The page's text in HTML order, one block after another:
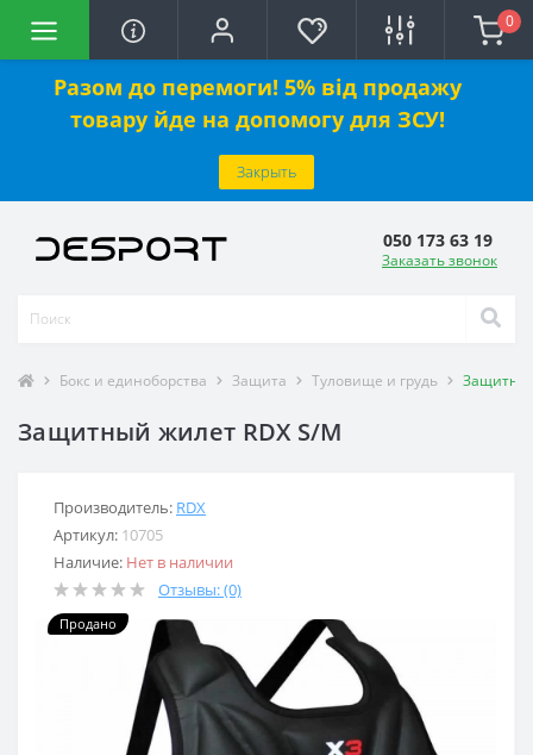
Разом до перемоги! 5% від продажу
товару йде на допомогу для ЗСУ!
Закрыть
0
050 173 63 19
Заказать звонок
Бокс и единоборства Защита Туловище и грудь
Защитный жилет RDX S/M
Производитель: RDX
Артикул: 10705
Наличие: Нет в наличии
Отзывы: (0)
Продано